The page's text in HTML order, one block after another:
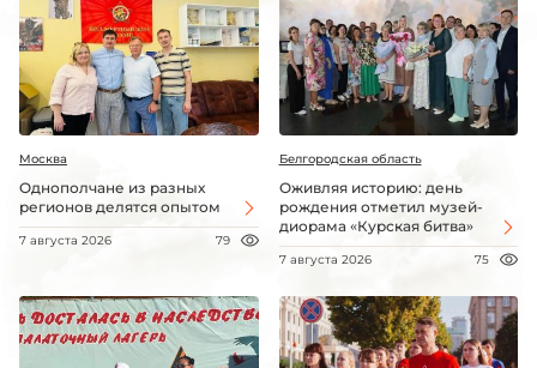
Москва
Однополчане из разных
регионов делятся опытом
7 августа 2026 79
Белгородская область
Оживляя историю: день
рождения отметил музей-
диорама «Курская битва»
7 августа 2026 75